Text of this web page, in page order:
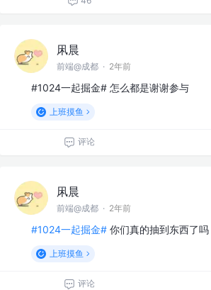
凩晨
前端@成都 · 2年前
#1024一起掘金# 怎么都是谢谢参与
上班摸鱼
评论
凩晨
前端@成都 · 2年前
#1024一起掘金# 你们真的抽到东西了吗
上班摸鱼
评论